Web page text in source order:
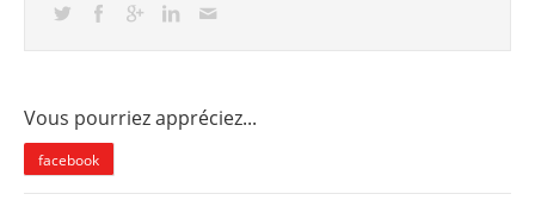
Vous pourriez appréciez...
facebook